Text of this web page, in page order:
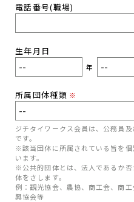
電話番号(職場)
生年月日
年
所属団体種類 ※
ジチタイワークス会員は、公務員
です。
※該当団体に所属されている旨を
います。
※公共的団体とは、法人であるか
体をさします。
例：観光協会、農協、商工会、商
興協会等